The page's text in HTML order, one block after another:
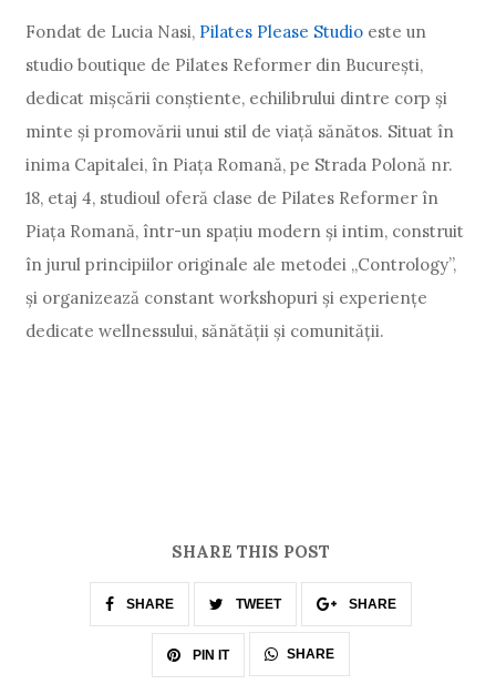
Fondat de Lucia Nasi, Pilates Please Studio este un
studio boutique de Pilates Reformer din București,
dedicat mișcării conștiente, echilibrului dintre corp și
minte și promovării unui stil de viață sănătos. Situat în
inima Capitalei, în Piața Romană, pe Strada Polonă nr.
18, etaj 4, studioul oferă clase de Pilates Reformer în
Piața Romană, într-un spațiu modern și intim, construit
în jurul principiilor originale ale metodei „Contrology”,
și organizează constant workshopuri și experiențe
dedicate wellnessului, sănătății și comunității.
SHARE THIS POST
SHARE TWEET SHARE
PIN IT SHARE